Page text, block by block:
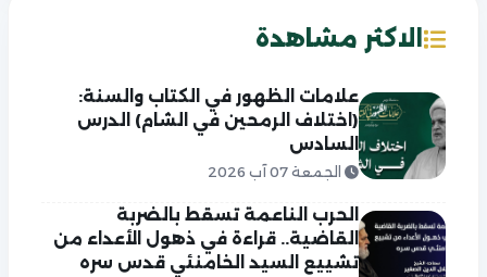
الاكثر مشاهدة
علامات الظهور في الكتاب والسنة:
(اختلاف الرمحين في الشام) الدرس
السادس
الجمعة 07 آب 2026
الحرب الناعمة تسقط بالضربة
القاضية.. قراءة في ذهول الأعداء من
تشييع السيد الخامنئي قدس سره